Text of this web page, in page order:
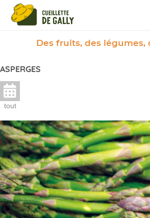
Des fruits, des légumes,
ASPERGES
tout
Panneau de gestion des cookies